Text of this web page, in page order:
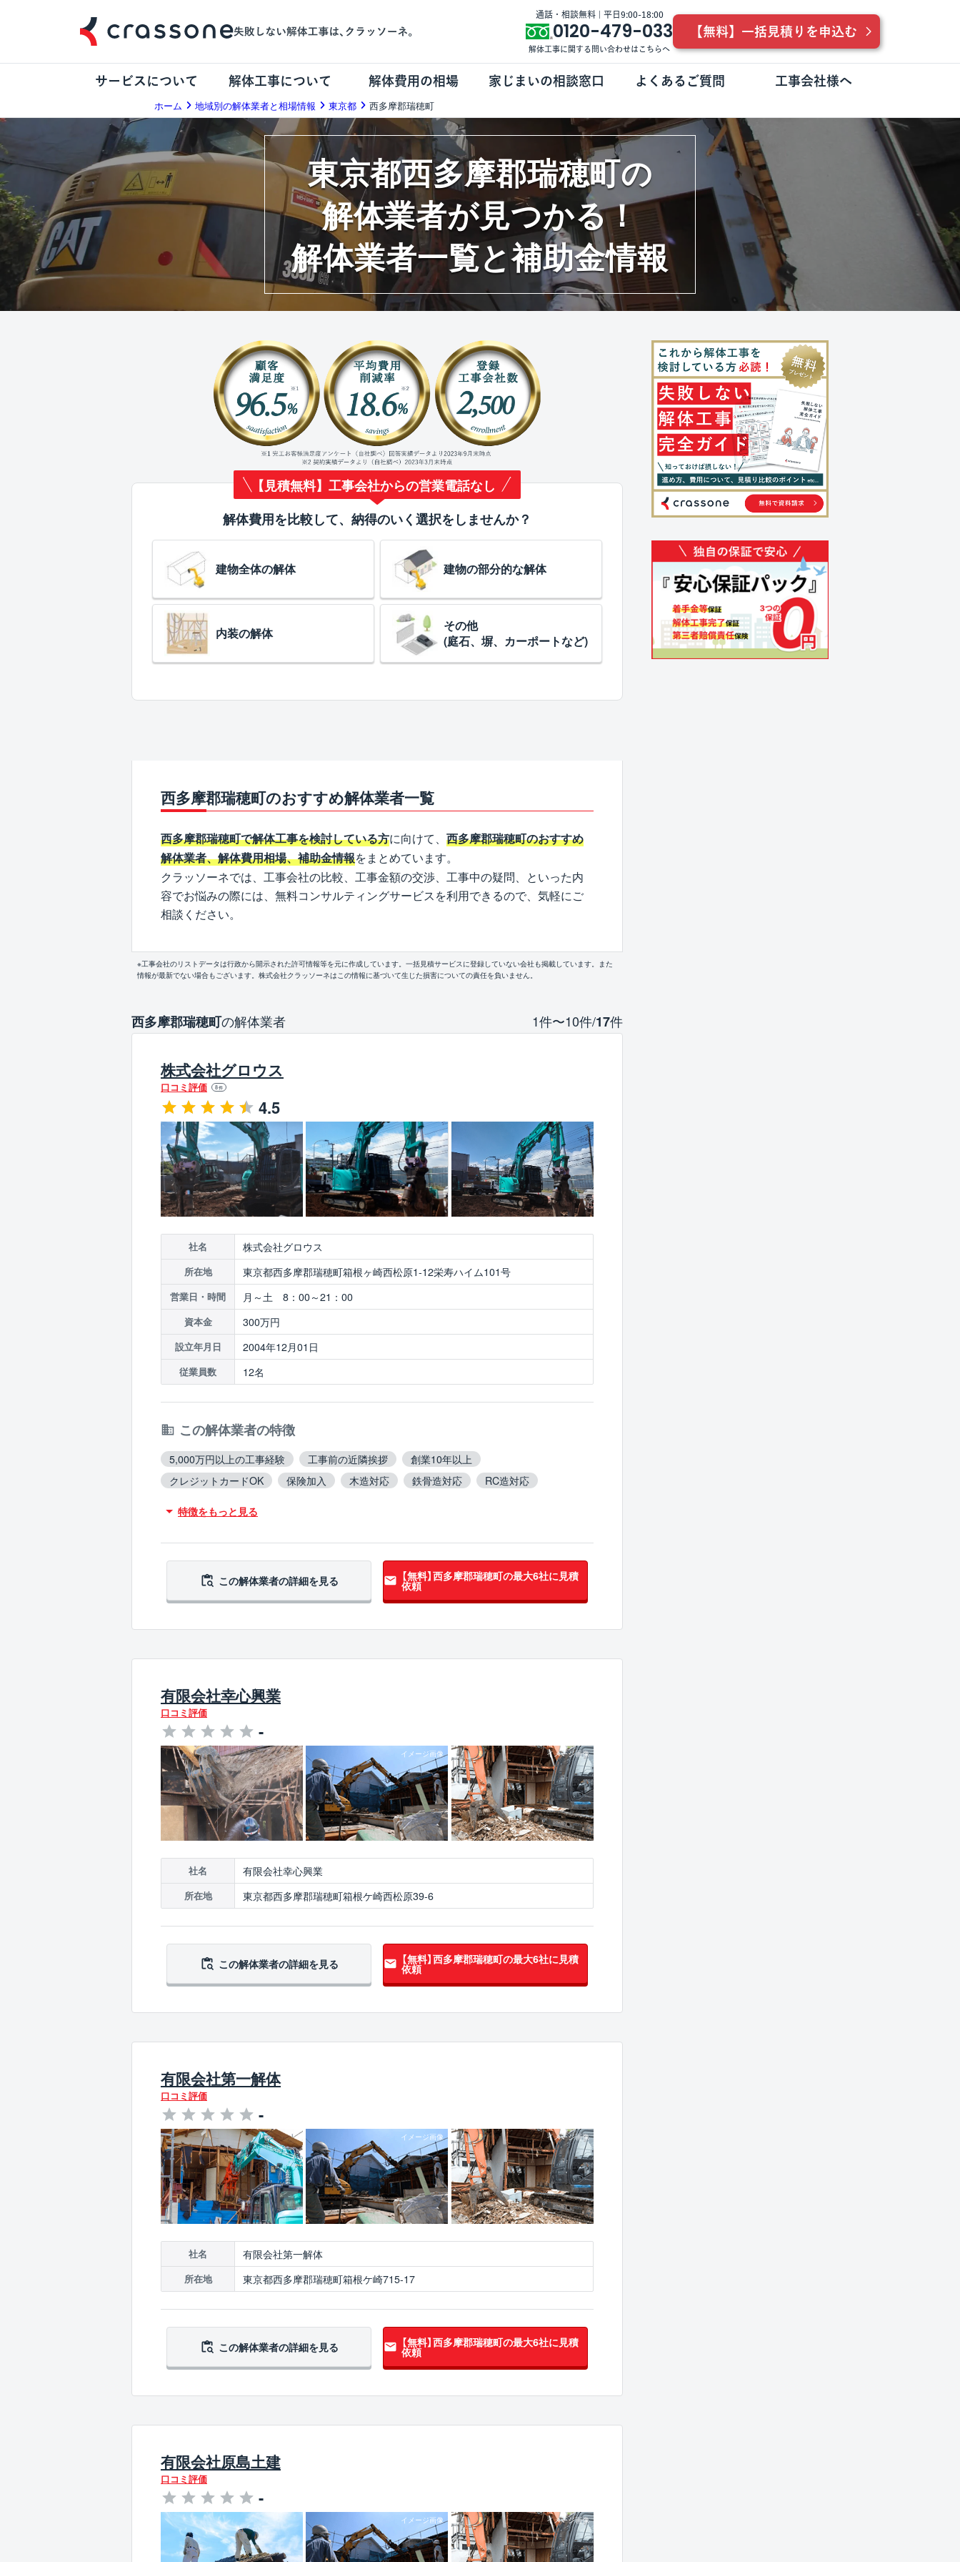
通話・相談無料 | 平日9:00-18:00
0120-479-033
解体工事に関する問い合わせはこちらへ
【無料】一括見積りを申込む
サービスについて 解体工事について 解体費用の相場 家じまいの相談窓口 よくあるご質問 工事会社様へ
ホーム 地域別の解体業者と相場情報 東京都 西多摩郡瑞穂町
東京都西多摩郡瑞穂町の
解体業者が見つかる！
解体業者一覧と補助金情報
【見積無料】工事会社からの営業電話なし
解体費用を比較して、納得のいく選択をしませんか？
建物全体の解体 建物の部分的な解体
内装の解体
その他
(庭石、塀、カーポートなど)
西多摩郡瑞穂町のおすすめ解体業者一覧
西多摩郡瑞穂町で解体工事を検討している方に向けて、 西多摩郡瑞穂町のおすすめ
解体業者、解体費用相場、補助金情報をまとめています。
クラッソーネでは、工事会社の比較、工事金額の交渉、工事中の疑問、といった内
容でお悩みの際には、無料コンサルティングサービスを利用できるので、気軽にご
相談ください。
※工事会社のリストデータは行政から開示された許可情報等を元に作成しています。一括見積サービスに登録していない会社も掲載しています。また
情報が最新でない場合もございます。株式会社クラッソーネはこの情報に基づいて生じた損害についての責任を負いません。
西多摩郡瑞穂町の解体業者 1件〜10件/17件
株式会社グロウス
口コミ評価 8件
4.5
社名 株式会社グロウス
所在地 東京都西多摩郡瑞穂町箱根ヶ崎西松原1‐12栄寿ハイム101号
営業日・時間 月～土 8：00～21：00
資本金 300万円
設立年月日 2004年12月01日
従業員数 12名
この解体業者の特徴
5,000万円以上の工事経験 工事前の近隣挨拶
創業10年以上
クレジットカードOK
保険加入 木造対応 鉄骨造対応
RC造対応
特徴をもっと見る
この解体業者の詳細を見る 【無料】西多摩郡瑞穂町の最大6社に見積
依頼
有限会社幸心興業
口コミ評価
-
社名 有限会社幸心興業
所在地 東京都西多摩郡瑞穂町箱根ケ崎西松原39-6
この解体業者の詳細を見る 【無料】西多摩郡瑞穂町の最大6社に見積
依頼
有限会社第一解体
口コミ評価
-
社名 有限会社第一解体
所在地 東京都西多摩郡瑞穂町箱根ケ崎715-17
この解体業者の詳細を見る 【無料】西多摩郡瑞穂町の最大6社に見積
依頼
有限会社原島土建
口コミ評価
-